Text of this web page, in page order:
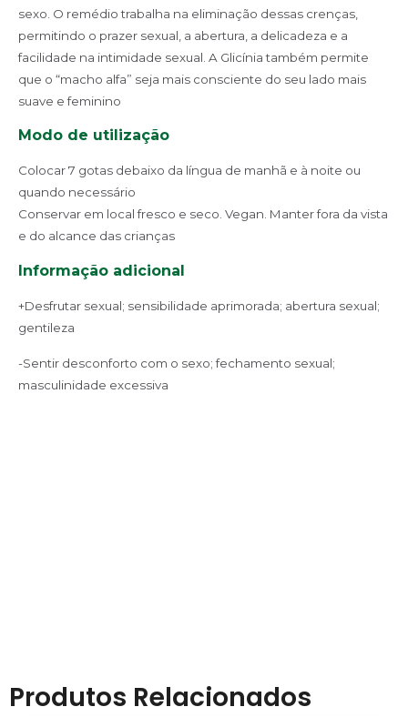
sexo. O remédio trabalha na eliminação dessas crenças,
permitindo o prazer sexual, a abertura, a delicadeza e a
facilidade na intimidade sexual. A Glicínia também permite
que o “macho alfa” seja mais consciente do seu lado mais
suave e feminino
Modo de utilização
Colocar 7 gotas debaixo da língua de manhã e à noite ou
quando necessário
Conservar em local fresco e seco. Vegan. Manter fora da vista
e do alcance das crianças
Informação adicional
+Desfrutar sexual; sensibilidade aprimorada; abertura sexual;
gentileza
-Sentir desconforto com o sexo; fechamento sexual;
masculinidade excessiva
Produtos Relacionados